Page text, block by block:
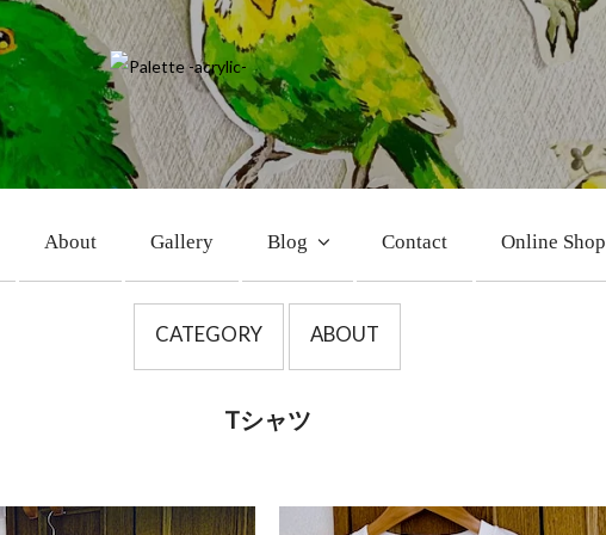
About Gallery Blog Contact Online Shop
CATEGORY ABOUT
Tシャツ